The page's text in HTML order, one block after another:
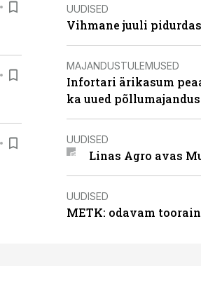
UUDISED
Vihmane juuli
MAJANDUSTULEMUSED
Infortari ärikasum
ka uued
UUDISED
Linas Agro avas
UUDISED
METK: odavam